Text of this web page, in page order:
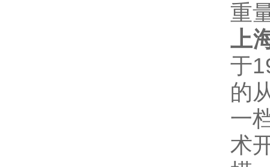
重
上
于
的
一
术